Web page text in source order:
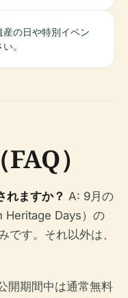
の日や特別イベン
。
）
れますか？ A: 9月の
Heritage Days）の
です。それ以外は、
開期間中は通常無料